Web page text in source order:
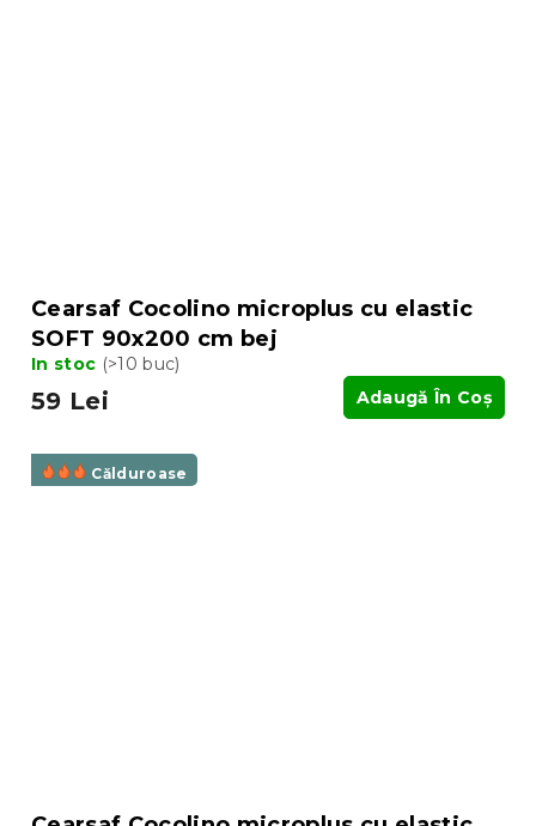
Cearsaf Cocolino microplus cu elastic
SOFT 90x200 cm bej
In stoc (>10 buc)
59 Lei Adaugă În Coş
Călduroase